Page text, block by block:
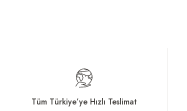
Tüm Türkiye’ye Hızlı Teslimat